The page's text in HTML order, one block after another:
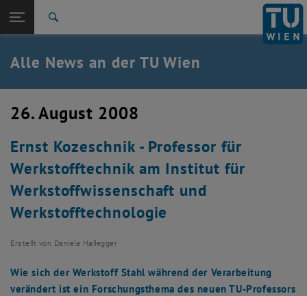
TU Login
Quicklinks
Quicklinks-Menü umschalten
Studium
Karriere
Zurück: Subseiten von TU Wien Startseite auflisten
Zurück zur letzten Ebene:
TU Wien Startseite
Übersicht
Alle News an der TU Wien
26. August 2008
Ernst Kozeschnik - Professor für
Werkstofftechnik am Institut für
Werkstoffwissenschaft und
Werkstofftechnologie
Erstellt von Daniela Hallegger
Wie sich der Werkstoff Stahl während der Verarbeitung
verändert ist ein Forschungsthema des neuen TU-Professors